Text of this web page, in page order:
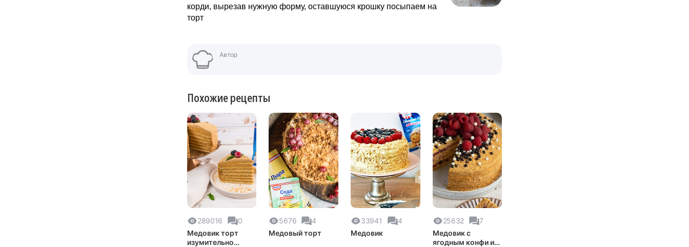
корди, вырезав нужную форму, оставшуюся крошку посыпаем на
торт
Автор
Похожие рецепты
289016
0
Медовик торт
изумительно
5676
4
Медовый торт
33941
4
Медовик
25632
7
Медовик с
ягодным конфи и